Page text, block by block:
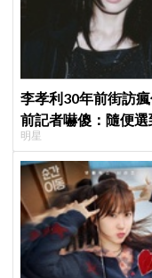
李孝利30年前街訪
前記者嚇傻：隨便
明星